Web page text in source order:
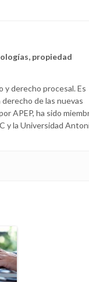
propiedad
y derecho procesal. Es
de las nuevas
APEP, ha sido
y la Universidad